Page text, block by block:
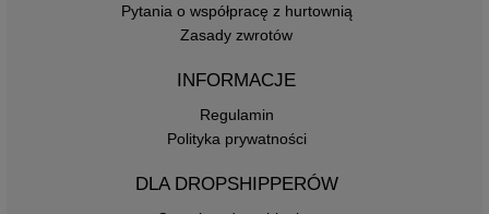
Pytania o współpracę z hurtownią
Zasady zwrotów
INFORMACJE
Regulamin
Polityka prywatności
DLA DROPSHIPPERÓW